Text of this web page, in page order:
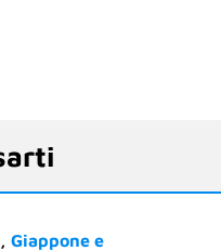
Giappone e